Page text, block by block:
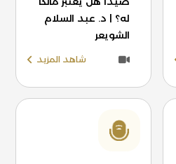
له؟ | د. عبد السلام
الشويعر
شاهد المزيد